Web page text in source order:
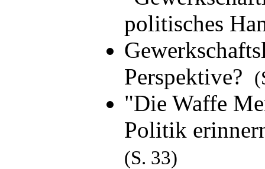
politisches
Perspektive?
"Die Waffe
Politik
(S. 33)